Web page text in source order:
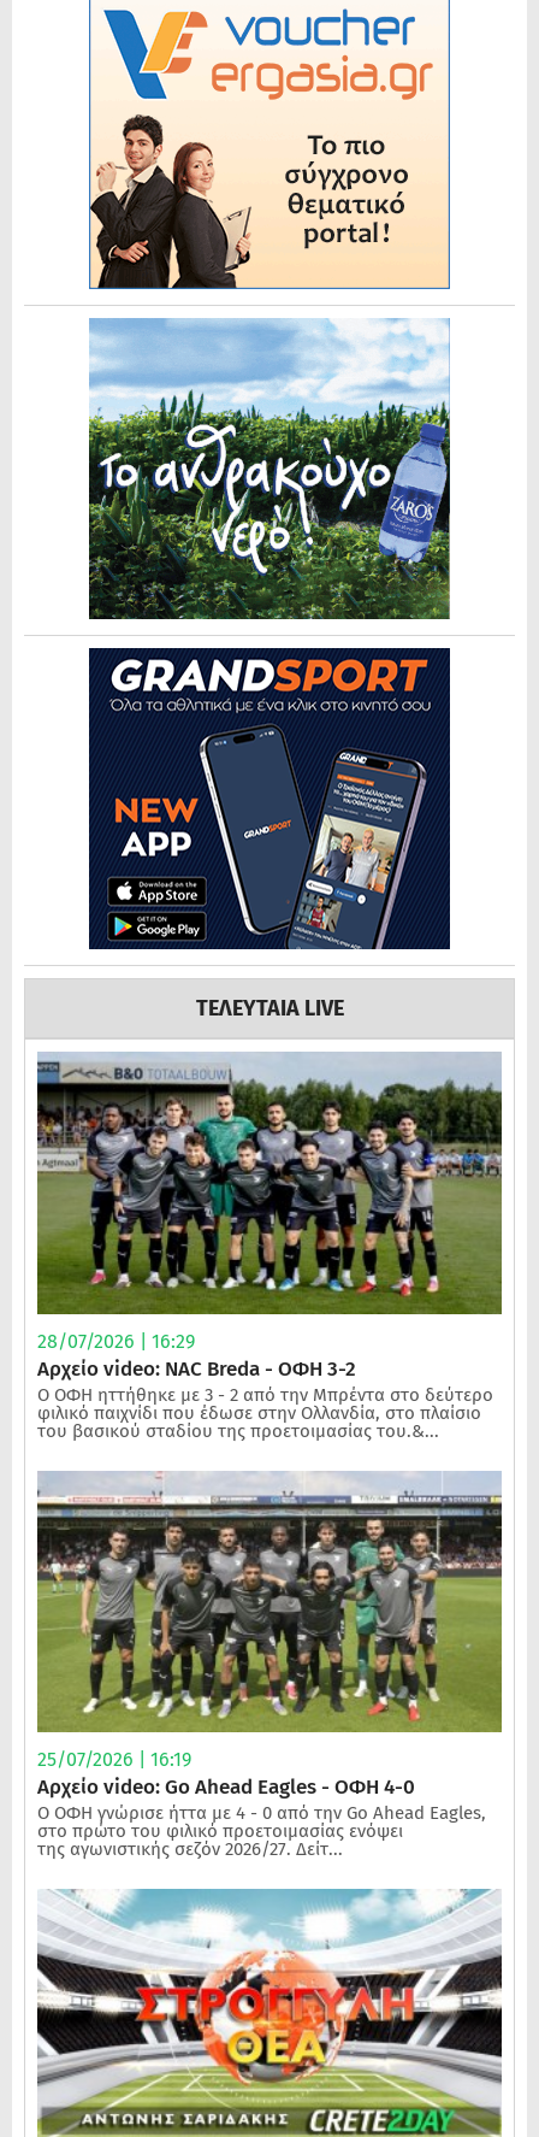
ΤΕΛΕΥΤΑΙΑ LIVE
28/07/2026 | 16:29
Αρχείο video: NAC Breda - ΟΦΗ 3-2
Ο ΟΦΗ ηττήθηκε με 3 - 2 από την Μπρέντα στο δεύτερο
φιλικό παιχνίδι που έδωσε στην Ολλανδία, στο πλαίσιο
του βασικού σταδίου της προετοιμασίας του.&...
25/07/2026 | 16:19
Αρχείο video: Go Ahead Eagles - ΟΦΗ 4-0
Ο ΟΦΗ γνώρισε ήττα με 4 - 0 από την Go Ahead Eagles,
στο πρώτο του φιλικό προετοιμασίας ενόψει
της αγωνιστικής σεζόν 2026/27. Δείτ...